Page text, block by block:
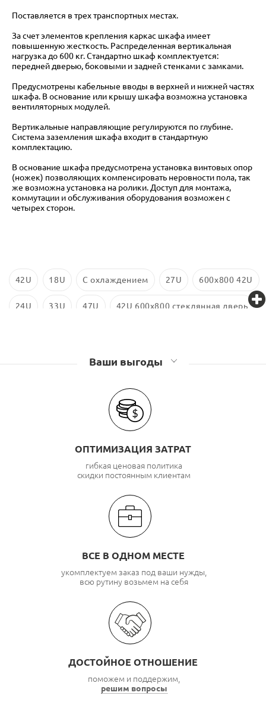
Поставляется в трех транспортных местах.
За счет элементов крепления каркас шкафа имеет
повышенную жесткость. Распределенная вертикальная
нагрузка до 600 кг. Стандартно шкаф комплектуется:
передней дверью, боковыми и задней стенками с замками.
Предусмотрены кабельные вводы в верхней и нижней частях
шкафа. В основание или крышу шкафа возможна установка
вентиляторных модулей.
Вертикальные направляющие регулируются по глубине.
Система заземления шкафа входит в стандартную
комплектацию.
В основание шкафа предусмотрена установка винтовых опор
(ножек) позволяющих компенсировать неровности пола, так
же возможна установка на ролики. Доступ для монтажа,
коммутации и обслуживания оборудования возможен с
четырех сторон.
42U 18U С охлаждением 27U 600х800 42U
24U 33U 47U 42U 600x800 стеклянная дверь
Ваши выгоды
ОПТИМИЗАЦИЯ ЗАТРАТ
гибкая ценовая политика
скидки постоянным клиентам
ВСЕ В ОДНОМ МЕСТЕ
укомплектуем заказ под ваши нужды,
всю рутину возьмем на себя
ДОСТОЙНОЕ ОТНОШЕНИЕ
поможем и поддержим,
решим вопросы